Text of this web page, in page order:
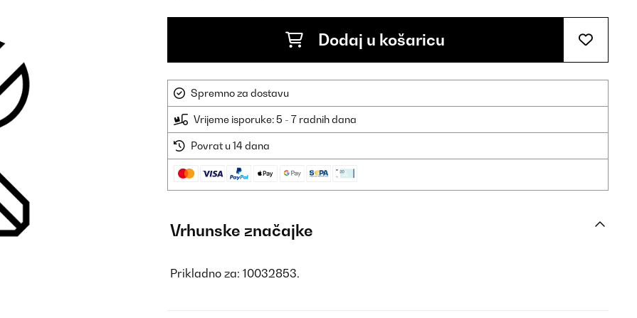
Dodaj u košaricu
Spremno za dostavu
Vrijeme isporuke: 5 - 7 radnih dana
Povrat u 14 dana
Vrhunske značajke
Prikladno za: 10032853.